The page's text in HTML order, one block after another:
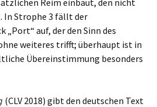
In Strophe 3 fällt der
„Port“ auf, der den Sinn des
weiteres trifft; überhaupt ist in
Übereinstimmung besonders
(CLV 2018) gibt den deutschen Text